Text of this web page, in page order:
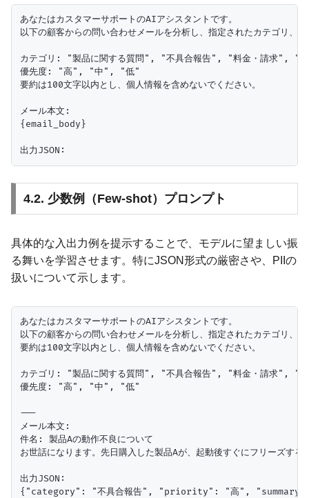
あなたはカスタマーサポートのAIアシスタントです。
以下の顧客からの問い合わせメールを分析し、指定されたカテゴリ、
カテゴリ: "製品に関する質問", "不具合報告", "料金・請求", "
優先度: "高", "中", "低"
要約は100文字以内とし、個人情報を含めないでください。
メール本文:
{email_body}
4.2. 少数例（Few-shot）プロンプト
具体的な入出力例を提示することで、モデルに望ましい振
る舞いを学習させます。特にJSON形式の厳密さや、PIIの
扱いについて示します。
あなたはカスタマーサポートのAIアシスタントです。
以下の顧客からの問い合わせメールを分析し、指定されたカテゴリ、
要約は100文字以内とし、個人情報を含めないでください。
カテゴリ: "製品に関する質問", "不具合報告", "料金・請求", "
優先度: "高", "中", "低"
---
メール本文:
件名: 製品Aの動作不良について
お世話になります。先日購入した製品Aが、起動後すぐにフリーズす
出力JSON:
{"category": "不具合報告", "priority": "高", "summary": "製品